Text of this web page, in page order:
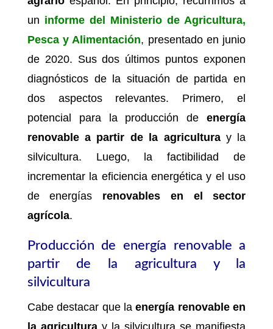
un informe del Ministerio de Agricultura,
Pesca y Alimentación, presentado en junio
de 2020. Sus dos últimos puntos exponen
diagnósticos de la situación de partida en
dos aspectos relevantes. Primero, el
potencial para la producción deenergía
renovable a partir de la agriculturay la
silvicultura. Luego, la factibilidad de
incrementar la eficiencia energética y el uso
de energías renovables en el sector
agrícola.
Producción de energía renovable a
partir de la agricultura y la
silvicultura
Cabe destacar que laenergía renovable en
la agriculturay la silvicultura se manifiesta